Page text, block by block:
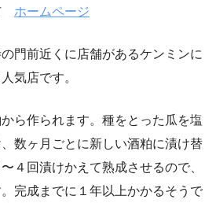
ホームページ
門前近くに店舗があるケンミンに
気店です。
ら作られます。種をとった瓜を塩
数ヶ月ごとに新しい酒粕に漬け替
４回漬けかえて熟成させるので、
完成までに１年以上かかるそうで